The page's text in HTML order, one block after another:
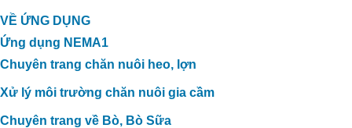
VỀ ỨNG DỤNG
Ứng dụng NEMA1
Chuyên trang chăn nuôi heo, lợn
Xử lý môi trường chăn nuôi gia cầm
Chuyên trang về Bò, Bò Sữa